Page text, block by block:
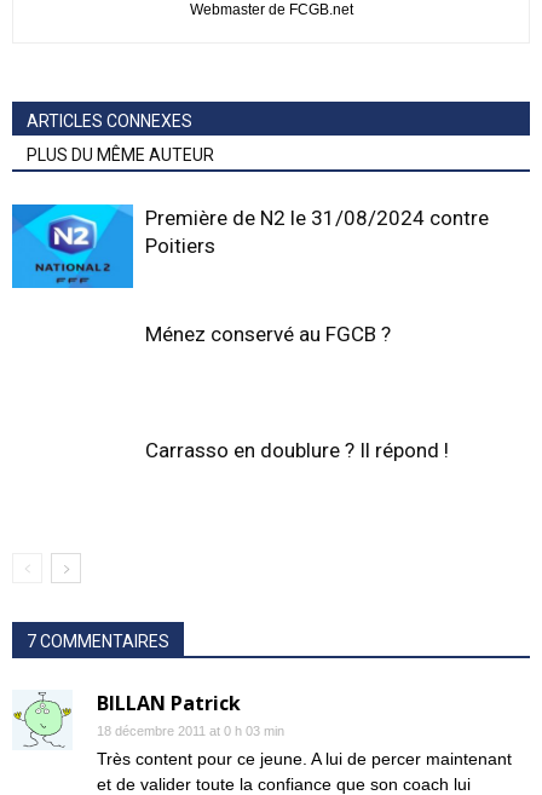
Webmaster de FCGB.net
ARTICLES CONNEXES
PLUS DU MÊME AUTEUR
Première de N2 le 31/08/2024 contre
Poitiers
Ménez conservé au FGCB ?
Carrasso en doublure ? Il répond !
7 COMMENTAIRES
BILLAN Patrick
18 décembre 2011 at 0 h 03 min
Très content pour ce jeune. A lui de percer maintenant
et de valider toute la confiance que son coach lui